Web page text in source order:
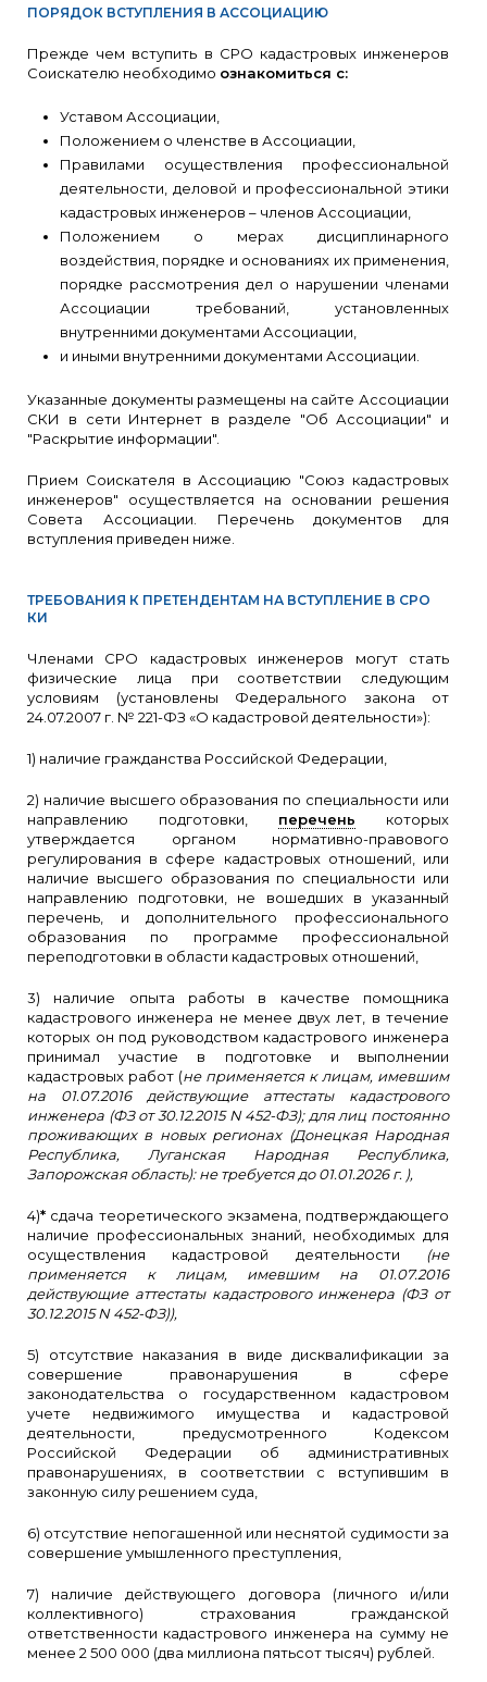
ПОРЯДОК ВСТУПЛЕНИЯ В АССОЦИАЦИЮ
Прежде чем вступить в СРО кадастровых инженеров
Соискателю необходимо ознакомиться с:
Уставом Ассоциации,
Положением о членстве в Ассоциации,
Правилами осуществления профессиональной
деятельности, деловой и профессиональной этики
кадастровых инженеров – членов Ассоциации,
Положением о мерах дисциплинарного
воздействия, порядке и основаниях их применения,
порядке рассмотрения дел о нарушении членами
Ассоциации требований, установленных
внутренними документами Ассоциации,
и иными внутренними документами Ассоциации.
Указанные документы размещены на сайте Ассоциации
СКИ в сети Интернет в разделе "Об Ассоциации" и
"Раскрытие информации".
Прием Соискателя в Ассоциацию "Союз кадастровых
инженеров" осуществляется на основании решения
Совета Ассоциации. Перечень документов для
вступления приведен ниже.
ТРЕБОВАНИЯ К ПРЕТЕНДЕНТАМ НА ВСТУПЛЕНИЕ В СРО
КИ
Членами СРО кадастровых инженеров могут стать
физические лица при соответствии следующим
условиям (установлены Федерального закона от
24.07.2007 г. № 221-ФЗ «О кадастровой деятельности»):
1) наличие гражданства Российской Федерации,
2) наличие высшего образования по специальности или
направлению подготовки, перечень которых
утверждается органом нормативно-правового
регулирования в сфере кадастровых отношений, или
наличие высшего образования по специальности или
направлению подготовки, не вошедших в указанный
перечень, и дополнительного профессионального
образования по программе профессиональной
переподготовки в области кадастровых отношений,
3) наличие опыта работы в качестве помощника
кадастрового инженера не менее двух лет, в течение
которых он под руководством кадастрового инженера
принимал участие в подготовке и выполнении
кадастровых работ (не применяется к лицам, имевшим
на 01.07.2016 действующие аттестаты кадастрового
инженера (ФЗ от 30.12.2015 N 452-ФЗ); для лиц постоянно
проживающих в новых регионах (Донецкая Народная
Республика, Луганская Народная Республика,
Запорожская область): не требуется до 01.01.2026 г. ),
4)* сдача теоретического экзамена, подтверждающего
наличие профессиональных знаний, необходимых для
осуществления кадастровой деятельности (не
применяется к лицам, имевшим на 01.07.2016
действующие аттестаты кадастрового инженера (ФЗ от
30.12.2015 N 452-ФЗ)),
5) отсутствие наказания в виде дисквалификации за
совершение правонарушения в сфере
законодательства о государственном кадастровом
учете недвижимого имущества и кадастровой
деятельности, предусмотренного Кодексом
Российской Федерации об административных
правонарушениях, в соответствии с вступившим в
законную силу решением суда,
6) отсутствие непогашенной или неснятой судимости за
совершение умышленного преступления,
7) наличие действующего договора (личного и/или
коллективного) страхования гражданской
ответственности кадастрового инженера на сумму не
менее 2 500 000 (два миллиона пятьсот тысяч) рублей.